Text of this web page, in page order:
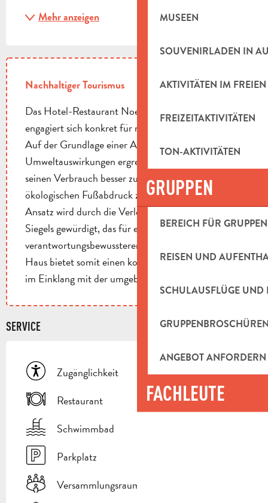
MUSEEN
SOUVENIRLADEN IN
AKTIVITÄTEN IM FREIEN
FREIZEITAKTIVITÄTEN
TON-AKTIVITÄTEN
GRUPPEN
BEREICH FÜR GRUPPEN
REISEN UND
SCHULAUSFLÜGE UND
ANGEBOT ANFORDERN
FACHLEUTE
Mehr anzeigen
Nachhaltiger Tourismus
Das Hotel-Restaurant Noemys Pont-de-l'Étoile
engagiert sich konkret für nachhaltige Entwicklung.
Auf der Grundlage einer Analyse seiner
Umweltauswirkungen ergreift es Maßnahmen, um
seinen Verbrauch besser zu steuern und seinen
ökologischen Fußabdruck zu verringern. Dieser
Ansatz wird durch die Verleihung des „Clé Verte“-
Siegels gewürdigt, das für einen
verantwortungsbewussteren Tourismus steht. Das
Haus bietet somit einen komfortablen Aufenthalt
im Einklang mit der umgebenden Natur.
SERVICE
Zugänglichkeit
Restaurant
Schwimmbad
Parkplatz
Versammlungsraum